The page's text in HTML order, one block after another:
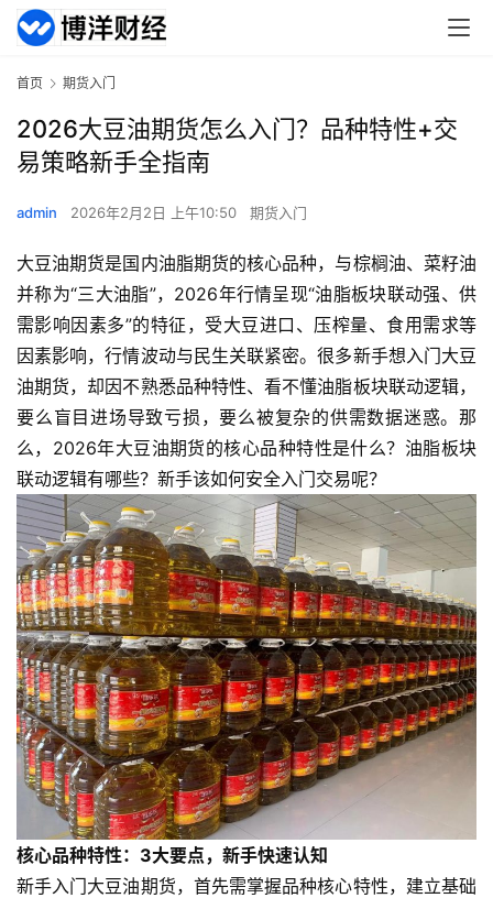
首页 期货入门
2026大豆油期货怎么入门？品种特性+交
易策略新手全指南
admin 2026年2月2日 上午10:50 期货入门
大豆油期货是国内油脂期货的核心品种，与棕榈油、菜籽油
并称为“三大油脂”，2026年行情呈现“油脂板块联动强、供
需影响因素多”的特征，受大豆进口、压榨量、食用需求等
因素影响，行情波动与民生关联紧密。很多新手想入门大豆
油期货，却因不熟悉品种特性、看不懂油脂板块联动逻辑，
要么盲目进场导致亏损，要么被复杂的供需数据迷惑。那
么，2026年大豆油期货的核心品种特性是什么？油脂板块
联动逻辑有哪些？新手该如何安全入门交易呢？
核心品种特性：3大要点，新手快速认知
新手入门大豆油期货，首先需掌握品种核心特性，建立基础